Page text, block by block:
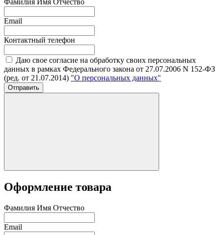
Фамилия Имя Отчество
Email
Контактный телефон
Даю свое согласие на обработку своих персональных
данных в рамках Федерального закона от 27.07.2006 N 152-ФЗ
(ред. от 21.07.2014) "О персональных данных"
Отправить
Оформление товара
Фамилия Имя Отчество
Email